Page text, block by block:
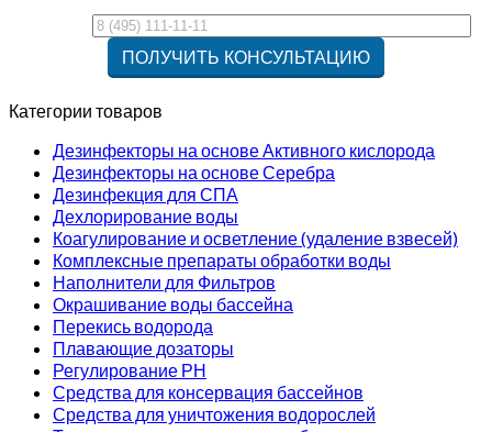
Категории товаров
Дезинфекторы на основе Активного кислорода
Дезинфекторы на основе Серебра
Дезинфекция для СПА
Дехлорирование воды
Коагулирование и осветление (удаление взвесей)
Комплексные препараты обработки воды
Наполнители для Фильтров
Окрашивание воды бассейна
Перекись водорода
Плавающие дозаторы
Регулирование РН
Средства для консервация бассейнов
Средства для уничтожения водорослей